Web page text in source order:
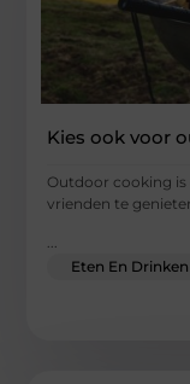
Kies ook voor
Outdoor cooking
vrienden te
...
Eten En Drinken